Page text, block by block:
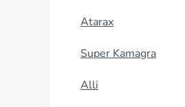
Atarax
Super Kamagra
Alli